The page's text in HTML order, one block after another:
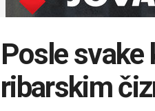
Posle svake
ribarskim